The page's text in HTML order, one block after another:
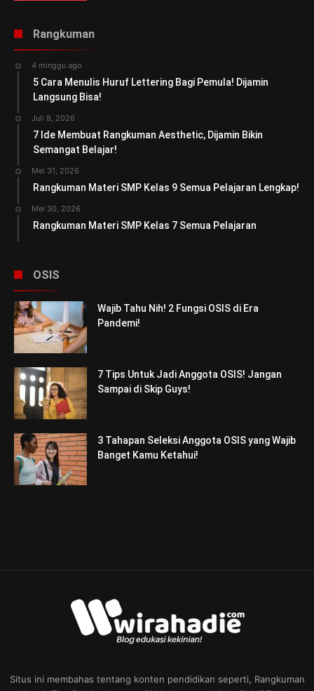
Rangkuman
4 minggu ago
5 Cara Menulis Huruf Lettering Bagi Pemula! Dijamin
Langsung Bisa!
Juli 8, 2026
7 Ide Membuat Rangkuman Aesthetic, Dijamin Bikin
Semangat Belajar!
Mei 31, 2026
Rangkuman Materi SMP Kelas 9 Semua Pelajaran Lengkap!
Mei 30, 2026
Rangkuman Materi SMP Kelas 7 Semua Pelajaran
OSIS
Wajib Tahu Nih! 2 Fungsi OSIS di Era
Pandemi!
7 Tips Untuk Jadi Anggota OSIS! Jangan
Sampai di Skip Guys!
3 Tahapan Seleksi Anggota OSIS yang Wajib
Banget Kamu Ketahui!
Situs ini membahas tentang konten pendidikan seperti, Rangkuman